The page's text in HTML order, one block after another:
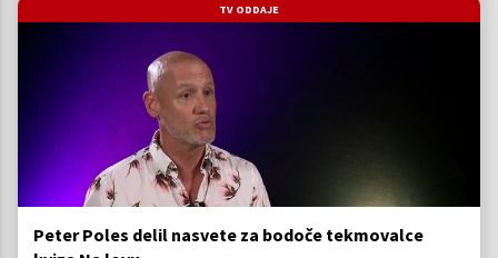
TV ODDAJE
Peter Poles delil nasvete za bodoče tekmovalce